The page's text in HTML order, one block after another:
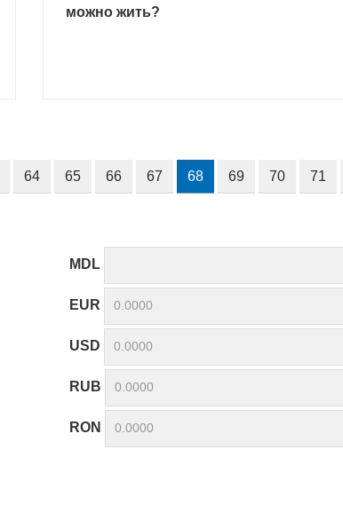
можно жить?
64 65 66 67 68 69 70 71
MDL
EUR
USD
RUB
RON